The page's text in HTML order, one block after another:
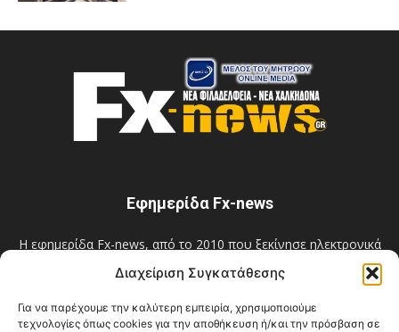
Διαχείριση Συγκατάθεσης
Για να παρέχουμε την καλύτερη εμπειρία, χρησιμοποιούμε
τεχνολογίες όπως cookies για την αποθήκευση ή/και την πρόσβαση σε
Εφημερίδα Fx-news
Η εφημερίδα Fx-news, από το 2010 που ξεκίνησε ηλεκτρονικά
και από το 2012 και σε έντυπη μηνιαία έκδοση, πρωτοστατεί
στην ουσιαστική, αντικειμενική και άμεση ενημέρωση των
δημοτών της Νέας Φιλαδέλφειας - Νέας Χαλκηδόνας και όχι
μόνο! Επίσημο Μέλος του E-MEDIA: A.M. 12548.